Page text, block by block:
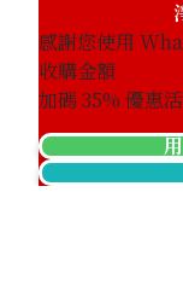
Platinum
46.8g
參考回收價
HKD 32,506.81
感謝您使用
收購金額
加碼35% 優惠